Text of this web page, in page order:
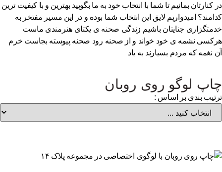
کنارتان بمانیم تا شما با انتخاب خود به ما بگویید بهترین و با کیفیت ترین
امیدواریم لایق این انتخاب شما بوده و در این مسیر مفتخر به
جنایتان باشیم زندگی صحنه ی یکتای هنرمندی ماست
نشمه ی خود خواند و از صحنه رود صحنه پیوسته بجاست خرم
نغمه که مردم بسیارند به یاد
لوگو روی روبان
بندی بر اساس :